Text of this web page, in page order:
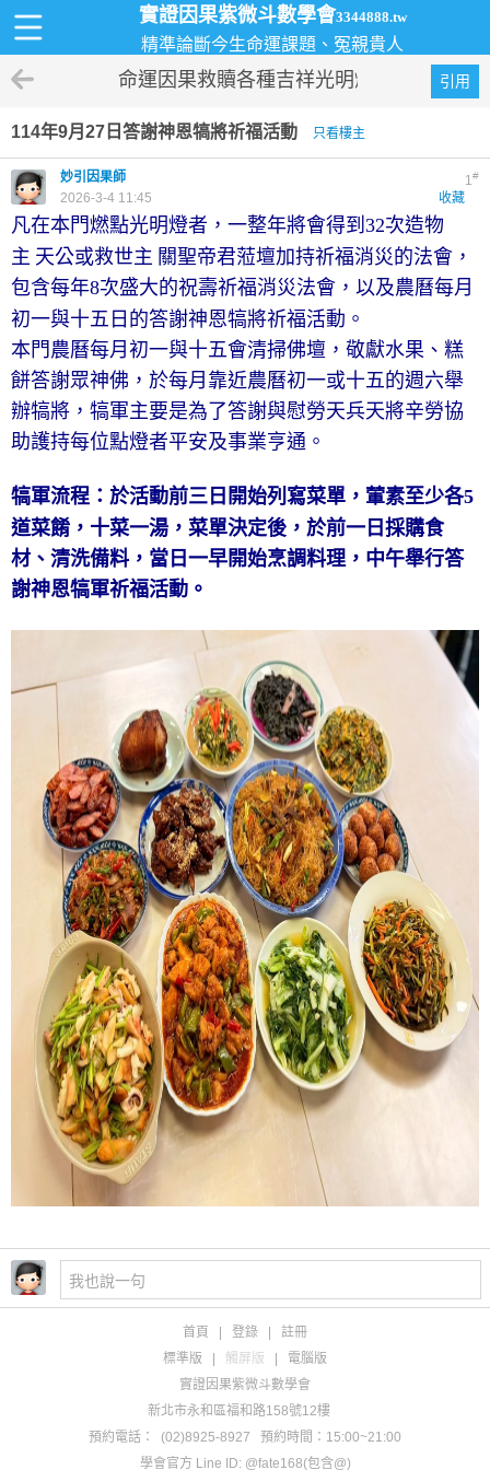
實證因果紫微斗數學會3344888.tw
精準論斷今生命運課題、冤親貴人
引用
命運因果救贖各種吉祥光明燈
114年9月27日答謝神恩犒將祈福活動 只看樓主
1#
妙引因果師
收藏
2026-3-4 11:45
凡在本門燃點光明燈者，一整年將會得到32次造物
主 天公或救世主 關聖帝君蒞壇加持祈福消災的法會，
包含每年8次盛大的祝壽祈福消災法會，以及農曆每月
初一與十五日的答謝神恩犒將祈福活動。
本門農曆每月初一與十五會清掃佛壇，敬獻水果、糕
餅答謝眾神佛，於每月靠近農曆初一或十五的週六舉
辦犒將，犒軍主要是為了答謝與慰勞天兵天將辛勞協
助護持每位點燈者平安及事業亨通。
犒軍流程：於活動前三日開始列寫菜單，葷素至少各5
道菜餚，十菜一湯，菜單決定後，於前一日採購食
材、清洗備料，當日一早開始烹調料理，中午舉行答
謝神恩犒軍祈福活動。
首頁 登錄
註冊
標準版
觸屏版
電腦版
實證因果紫微斗數學會
新北市永和區福和路158號12樓
預約電話：
(02)8925-8927
預約時間：15:00~21:00
學會官方 Line ID: @fate168(包含@)